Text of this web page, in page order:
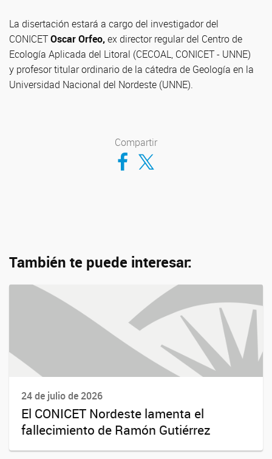
La disertación estará a cargo del investigador del
CONICETOscar Orfeo,ex director regular del Centro de
Ecología Aplicada del Litoral (CECOAL, CONICET - UNNE)
y profesor titular ordinario de la cátedra de Geología en la
Universidad Nacional del Nordeste (UNNE).
Compartir
Compartir en Facebook
Compartir en Twitter
También te puede interesar:
24 de julio de 2026
El CONICET Nordeste lamenta el
fallecimiento de Ramón Gutiérrez